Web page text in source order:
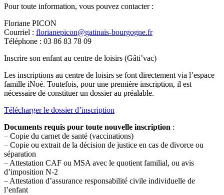
Pour toute information, vous pouvez contacter :
Floriane PICON
Courriel : florianepicon@gatinais-bourgogne.fr
Téléphone : 03 86 83 78 09
Inscrire son enfant au centre de loisirs (Gâti’vac)
Les inscriptions au centre de loisirs se font directement via l’espace
famille iNoé. Toutefois, pour une première inscription, il est
nécessaire de constituer un dossier au préalable.
Télécharger le dossier d’inscription
Documents requis pour toute nouvelle inscription :
– Copie du carnet de santé (vaccinations)
– Copie ou extrait de la décision de justice en cas de divorce ou
séparation
– Attestation CAF ou MSA avec le quotient familial, ou avis
d’imposition N-2
– Attestation d’assurance responsabilité civile individuelle de
l’enfant